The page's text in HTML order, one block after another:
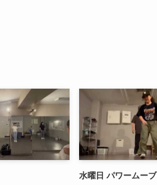
水曜日 パワームーブ